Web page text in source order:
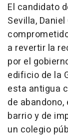
El candidato
Sevilla,
a revertir la
por el
edificio de la
esta antigua
de
barrio y de
un colegio